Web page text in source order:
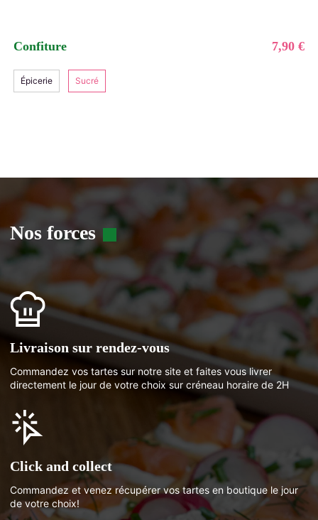
Confiture 7,90 €
Épicerie Sucré
Nos forces
Livraison sur rendez-vous
Commandez vos tartes sur notre site et faites vous livrer
directement le jour de votre choix sur créneau horaire de 2H
Click and collect
Commandez et venez récupérer vos tartes en boutique le jour
de votre choix!